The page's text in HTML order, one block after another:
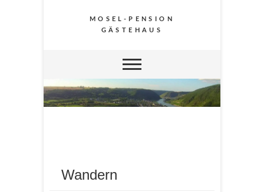
MOSEL-PENSION
GÄSTEHAUS
Wandern